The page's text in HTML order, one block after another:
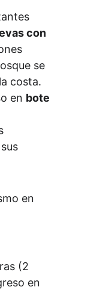
con
se
costa.
en bote
en
(2
en